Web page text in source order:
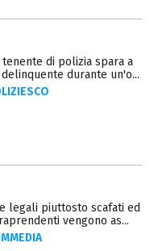
tenente di polizia spara a
delinquente durante un'o...
legali piuttosto scafati ed
vengono as...